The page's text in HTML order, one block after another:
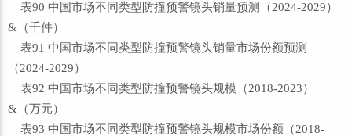
表90 中国市场不同类型防撞预警镜头销量预测（2024-2029）
&（千件）
表91 中国市场不同类型防撞预警镜头销量市场份额预测
（2024-2029）
表92 中国市场不同类型防撞预警镜头规模（2018-2023）
&（万元）
表93 中国市场不同类型防撞预警镜头规模市场份额（2018-